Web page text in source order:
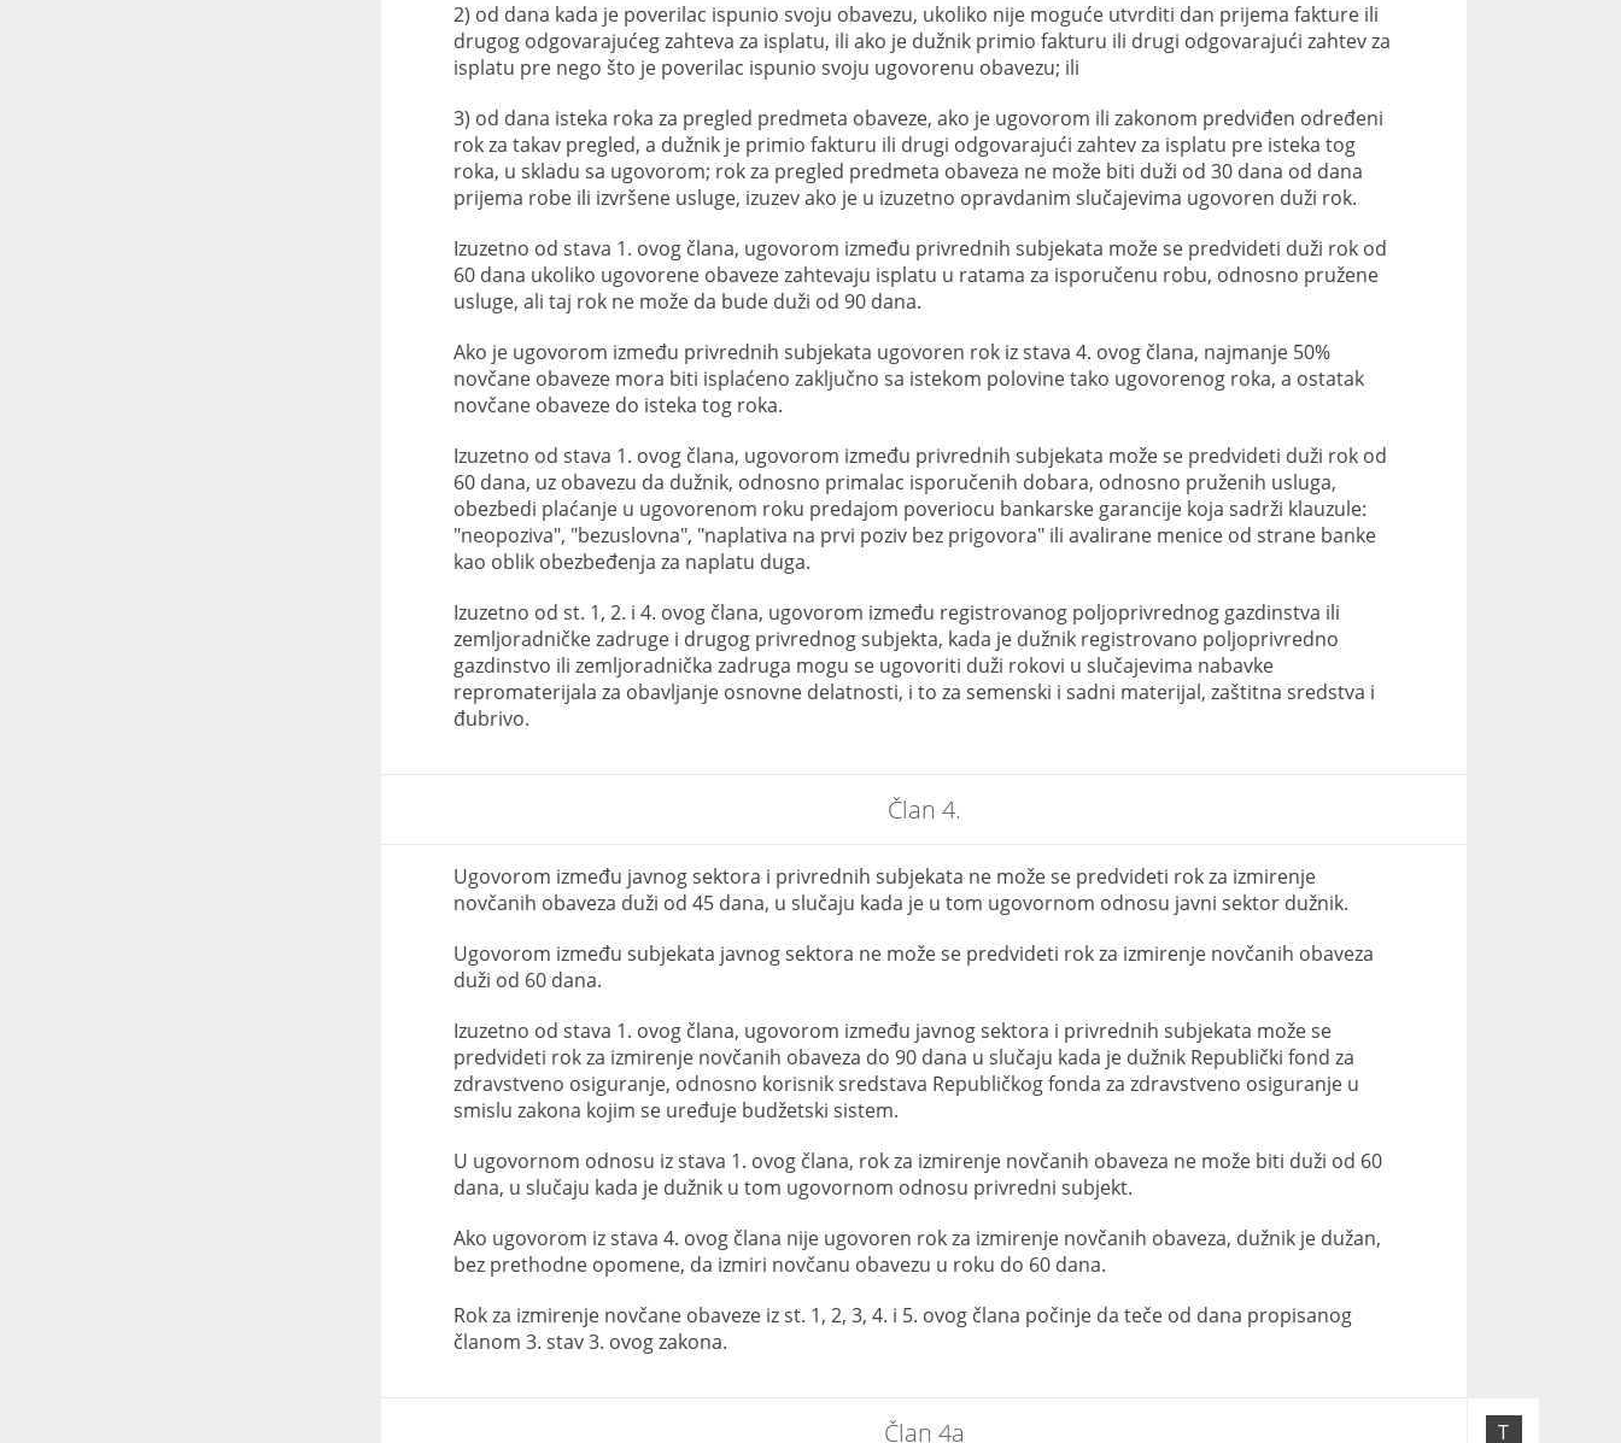
2) od dana kada je poverilac ispunio svoju obavezu, ukoliko nije moguće utvrditi dan prijema fakture ili
drugog odgovarajućeg zahteva za isplatu, ili ako je dužnik primio fakturu ili drugi odgovarajući zahtev za
isplatu pre nego što je poverilac ispunio svoju ugovorenu obavezu; ili
3) od dana isteka roka za pregled predmeta obaveze, ako je ugovorom ili zakonom predviđen određeni
rok za takav pregled, a dužnik je primio fakturu ili drugi odgovarajući zahtev za isplatu pre isteka tog
roka, u skladu sa ugovorom; rok za pregled predmeta obaveza ne može biti duži od 30 dana od dana
prijema robe ili izvršene usluge, izuzev ako je u izuzetno opravdanim slučajevima ugovoren duži rok.
Izuzetno od stava 1. ovog člana, ugovorom između privrednih subjekata može se predvideti duži rok od
60 dana ukoliko ugovorene obaveze zahtevaju isplatu u ratama za isporučenu robu, odnosno pružene
usluge, ali taj rok ne može da bude duži od 90 dana.
Ako je ugovorom između privrednih subjekata ugovoren rok iz stava 4. ovog člana, najmanje 50%
novčane obaveze mora biti isplaćeno zaključno sa istekom polovine tako ugovorenog roka, a ostatak
novčane obaveze do isteka tog roka.
Izuzetno od stava 1. ovog člana, ugovorom između privrednih subjekata može se predvideti duži rok od
60 dana, uz obavezu da dužnik, odnosno primalac isporučenih dobara, odnosno pruženih usluga,
obezbedi plaćanje u ugovorenom roku predajom poveriocu bankarske garancije koja sadrži klauzule:
"neopoziva", "bezuslovna", "naplativa na prvi poziv bez prigovora" ili avalirane menice od strane banke
kao oblik obezbeđenja za naplatu duga.
Izuzetno od st. 1, 2. i 4. ovog člana, ugovorom između registrovanog poljoprivrednog gazdinstva ili
zemljoradničke zadruge i drugog privrednog subjekta, kada je dužnik registrovano poljoprivredno
gazdinstvo ili zemljoradnička zadruga mogu se ugovoriti duži rokovi u slučajevima nabavke
repromaterijala za obavljanje osnovne delatnosti, i to za semenski i sadni materijal, zaštitna sredstva i
đubrivo.
Član 4.
Ugovorom između javnog sektora i privrednih subjekata ne može se predvideti rok za izmirenje
novčanih obaveza duži od 45 dana, u slučaju kada je u tom ugovornom odnosu javni sektor dužnik.
Ugovorom između subjekata javnog sektora ne može se predvideti rok za izmirenje novčanih obaveza
duži od 60 dana.
Izuzetno od stava 1. ovog člana, ugovorom između javnog sektora i privrednih subjekata može se
predvideti rok za izmirenje novčanih obaveza do 90 dana u slučaju kada je dužnik Republički fond za
zdravstveno osiguranje, odnosno korisnik sredstava Republičkog fonda za zdravstveno osiguranje u
smislu zakona kojim se uređuje budžetski sistem.
U ugovornom odnosu iz stava 1. ovog člana, rok za izmirenje novčanih obaveza ne može biti duži od 60
dana, u slučaju kada je dužnik u tom ugovornom odnosu privredni subjekt.
Ako ugovorom iz stava 4. ovog člana nije ugovoren rok za izmirenje novčanih obaveza, dužnik je dužan,
bez prethodne opomene, da izmiri novčanu obavezu u roku do 60 dana.
Rok za izmirenje novčane obaveze iz st. 1, 2, 3, 4. i 5. ovog člana počinje da teče od dana propisanog
članom 3. stav 3. ovog zakona.
Član 4a T